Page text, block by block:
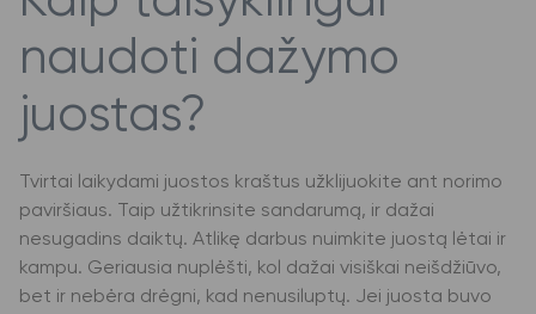
naudoti dažymo
juostas?
Tvirtai laikydami juostos kraštus užklijuokite ant norimo
paviršiaus. Taip užtikrinsite sandarumą, ir dažai
nesugadins daiktų. Atlikę darbus nuimkite juostą lėtai ir
kampu. Geriausia nuplėšti, kol dažai visiškai neišdžiūvo,
bet ir nebėra drėgni, kad nenusiluptų. Jei juosta buvo